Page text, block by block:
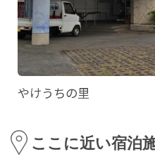
やけうちの里
ここに近い宿泊